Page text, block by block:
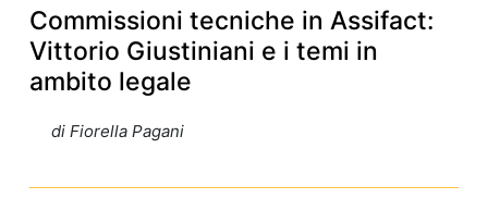
Commissioni tecniche in Assifact:
Vittorio Giustiniani e i temi in
ambito legale
di Fiorella Pagani